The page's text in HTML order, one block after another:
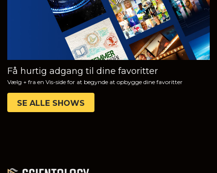
Få hurtig adgang til dine favoritter
Vælg + fra en Vis-side for at begynde at opbygge dine favoritter
SE ALLE SHOWS